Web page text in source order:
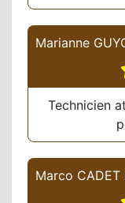
Marianne
Technicien
Marco CADET